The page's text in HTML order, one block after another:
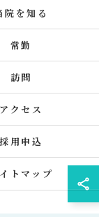
院を知る
常勤
訪問
アクセス
採用申込
トマップ